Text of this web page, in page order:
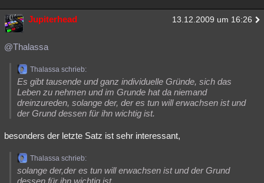
Jupiterhead 13.12.2009 um 16:26
@Thalassa
Thalassa schrieb:
Es gibt tausende und ganz individuelle Gründe, sich das
Leben zu nehmen und im Grunde hat da niemand
dreinzureden, solange der, der es tun will erwachsen ist und
der Grund dessen für ihn wichtig ist.
besonders der letzte Satz ist sehr interessant,
Thalassa schrieb:
solange der,der es tun will erwachsen ist und der Grund
dessen für ihn wichtig ist.